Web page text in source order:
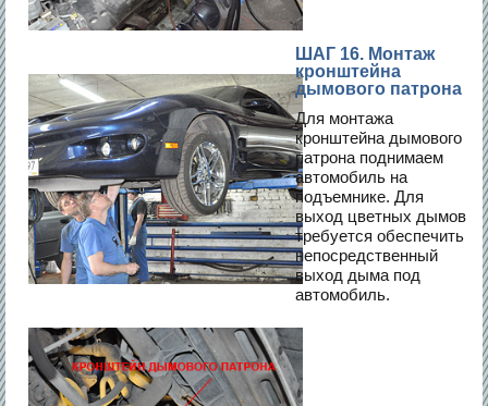
ШАГ 16. Монтаж
кронштейна
дымового патрона
Для монтажа
кронштейна дымового
патрона поднимаем
автомобиль на
подъемнике. Для
выход цветных дымов
требуется обеспечить
непосредственный
выход дыма под
автомобиль.